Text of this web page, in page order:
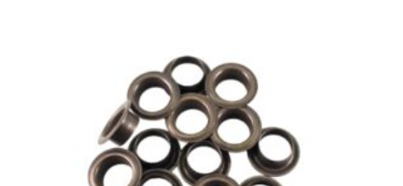
Las
opciones
se
pueden
elegir